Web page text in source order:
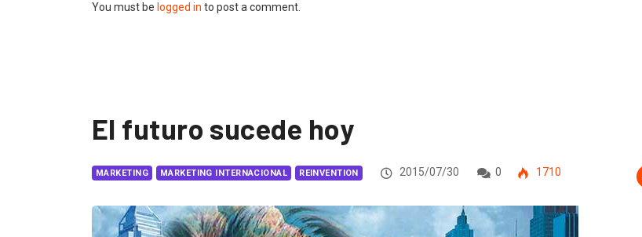
You must be logged in to post a comment.
El futuro sucede hoy
MARKETING MARKETING INTERNACIONAL REINVENTION 2015/07/30 0 1710